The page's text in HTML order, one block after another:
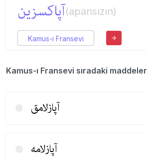
آپاكسزین(apansızın)
Kamus-ı Fransevi
Kamus-ı Fransevi sıradaki maddeler
آپازلامق
آپازلامه